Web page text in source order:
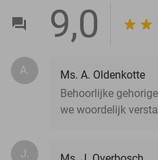
9,0
A.
Ms. A. Oldenkotte
Behoorlijke
we woordelijk
J.